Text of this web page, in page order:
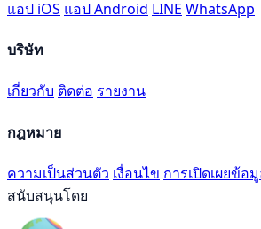
แอป iOS แอป Android LINE WhatsApp
บริษัท
เกี่ยวกับ ติดต่อ รายงาน
กฎหมาย
ความเป็นส่วนตัว เงื่อนไข การเปิดเผยข้อ
สนับสนุนโดย